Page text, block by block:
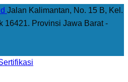
Jalan Kalimantan, No. 15 B, Kel.
16421. Provinsi Jawa Barat -